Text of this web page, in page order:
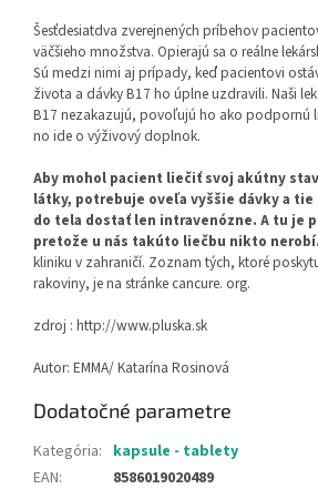
Šesťdesiatdva zverejnených príbehov
väčšieho množstva. Opierajú sa o reálne
Sú medzi nimi aj prípady, keď pacientovi
života a dávky B17 ho úplne uzdravili. Naši
B17 nezakazujú, povoľujú ho ako podpornú
no ide o výživový doplnok.
Aby mohol pacient liečiť svoj akútny
látky, potrebuje oveľa vyššie dávky a tie
do tela dostať len intravenózne. A tu je
pretože u nás takúto liečbu nikto nerobí.
kliniku v zahraničí. Zoznam tých, ktoré
rakoviny, je na stránke cancure. org.
zdroj : http://www.pluska.sk
Autor: EMMA/ Katarína Rosinová
Dodatočné parametre
Kategória: kapsule - tablety
EAN: 8586019020489